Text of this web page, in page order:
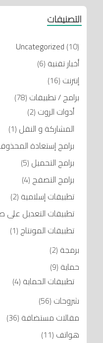
التصنيفات
Uncategorized (10)
أخبار تقنية (6)
إنترنت (16)
برامج / تطبيقات (78)
أدوات الروت (2)
المشاركة و النقل (1)
برامج إستعادة
برامج التحميل (5)
برامج التصفح (4)
تطبيقات إسلامية (2)
تطبيقات التعديل على
تطبيقات المونتاج (1)
برمجة (2)
حماية (9)
تطبيقات الحماية (4)
شروحات (56)
مقالات مستضافة (36)
هواتف (11)